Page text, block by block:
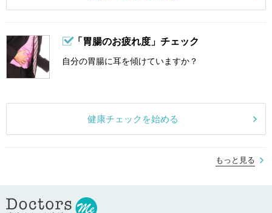
「胃腸のお疲れ度」チェック
自分の胃腸に耳を傾けていますか？
健康チェックを始める
もっと見る